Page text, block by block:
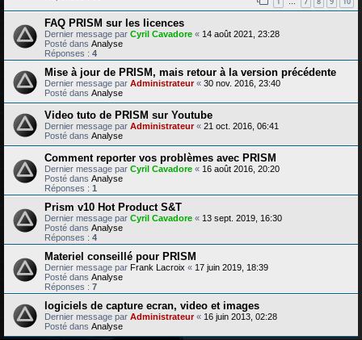
…
FAQ PRISM sur les licences
Dernier message par Cyril Cavadore « 14 août 2021, 23:28
Posté dans Analyse
Réponses : 4
Mise à jour de PRISM, mais retour à la version précédente
Dernier message par Administrateur« 30 nov. 2016, 23:40
Posté dans Analyse
Video tuto de PRISM sur Youtube
Dernier message par Administrateur« 21 oct. 2016, 06:41
Posté dans Analyse
Comment reporter vos problèmes avec PRISM
Dernier message par Cyril Cavadore « 16 août 2016, 20:20
Posté dans Analyse
Réponses : 1
Prism v10 Hot Product S&T
Dernier message par Cyril Cavadore « 13 sept. 2019, 16:30
Posté dans Analyse
Réponses : 4
Materiel conseillé pour PRISM
Dernier message par Frank Lacroix « 17 juin 2019, 18:39
Posté dans Analyse
Réponses : 7
logiciels de capture ecran, video et images
Dernier message par Administrateur« 16 juin 2013, 02:28
Posté dans Analyse